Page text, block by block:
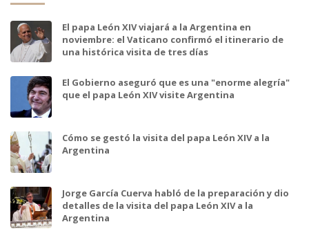
El papa León XIV viajará a la Argentina en
noviembre: el Vaticano confirmó el itinerario de
una histórica visita de tres días
El Gobierno aseguró que es una "enorme alegría"
que el papa León XIV visite Argentina
Cómo se gestó la visita del papa León XIV a la
Argentina
Jorge García Cuerva habló de la preparación y dio
detalles de la visita del papa León XIV a la
Argentina